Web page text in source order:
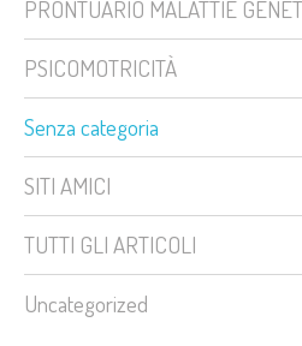
PRONTUARIO MALATTIE
PSICOMOTRICITÀ
Senza categoria
SITI AMICI
TUTTI GLI ARTICOLI
Uncategorized